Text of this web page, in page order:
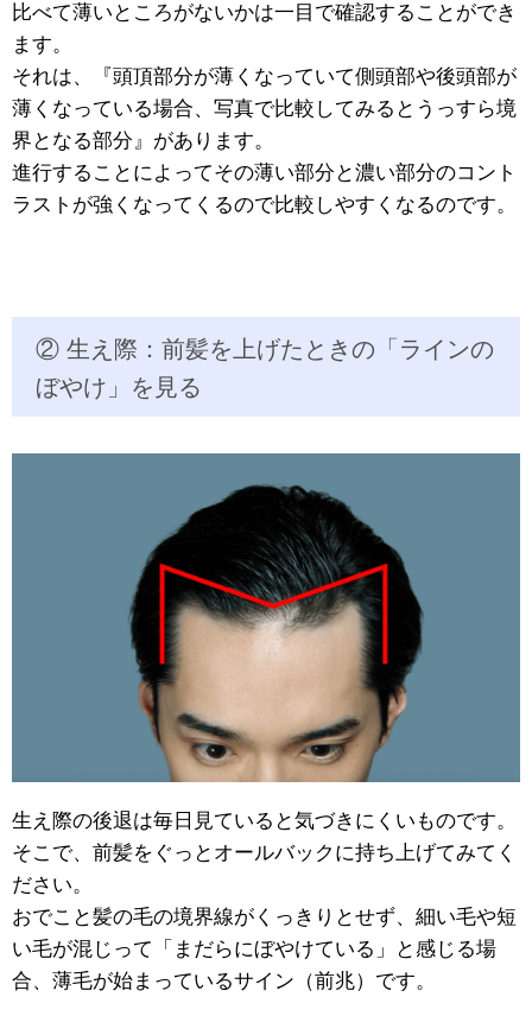
比べて薄いところがないかは一目で確認することができ
ます。
それは、『頭頂部分が薄くなっていて側頭部や後頭部が
薄くなっている場合、写真で比較してみるとうっすら境
界となる部分』があります。
進行することによってその薄い部分と濃い部分のコント
ラストが強くなってくるので比較しやすくなるのです。
② 生え際：前髪を上げたときの「ラインの
ぼやけ」を見る
生え際の後退は毎日見ていると気づきにくいものです。
そこで、前髪をぐっとオールバックに持ち上げてみてく
ださい。
おでこと髪の毛の境界線がくっきりとせず、細い毛や短
い毛が混じって「まだらにぼやけている」と感じる場
合、薄毛が始まっているサイン（前兆）です。